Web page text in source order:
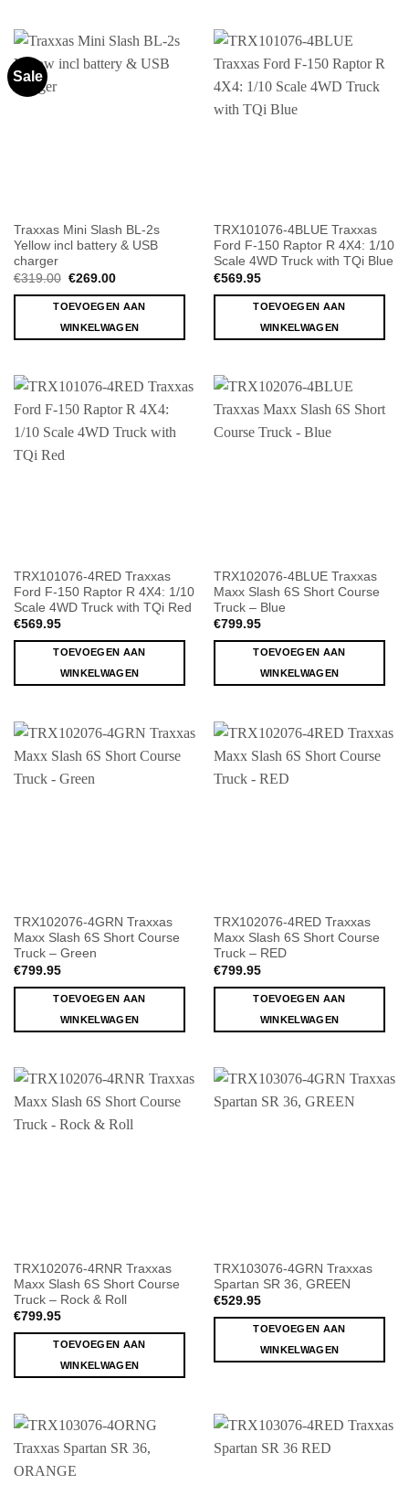
Sale
Traxxas Mini Slash BL-2s
Yellow incl battery & USB
charger
€319.00 Oorspronkelijke
was:
€319.00.
€269.00Huidige
is:
€269.00.
TOEVOEGEN AAN
WINKELWAGEN
TRX101076-4BLUE Traxxas
Ford F-150 Raptor R 4X4: 1/10
Scale 4WD Truck with TQi Blue
€569.95
TOEVOEGEN AAN
WINKELWAGEN
TRX101076-4RED Traxxas
Ford F-150 Raptor R 4X4: 1/10
Scale 4WD Truck with TQi Red
€569.95
TOEVOEGEN AAN
WINKELWAGEN
TRX102076-4BLUE Traxxas
Maxx Slash 6S Short Course
Truck – Blue
€799.95
TOEVOEGEN AAN
WINKELWAGEN
TRX102076-4GRN Traxxas
Maxx Slash 6S Short Course
Truck – Green
€799.95
TOEVOEGEN AAN
WINKELWAGEN
TRX102076-4RED Traxxas
Maxx Slash 6S Short Course
Truck – RED
€799.95
TOEVOEGEN AAN
WINKELWAGEN
TRX102076-4RNR Traxxas
Maxx Slash 6S Short Course
Truck – Rock & Roll
€799.95
TOEVOEGEN AAN
WINKELWAGEN
TRX103076-4GRN Traxxas
Spartan SR 36, GREEN
€529.95
TOEVOEGEN AAN
WINKELWAGEN